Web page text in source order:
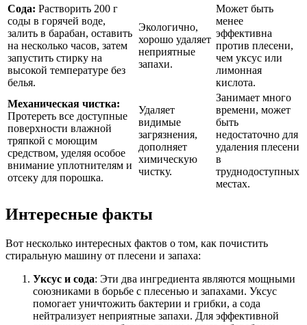
Сода: Растворить 200 г
соды в горячей воде,
залить в барабан, оставить
на несколько часов, затем
запустить стирку на
высокой температуре без
белья.
Экологично,
хорошо удаляет
неприятные
запахи.
Может быть
менее
эффективна
против плесени,
чем уксус или
лимонная
кислота.
Механическая чистка:
Протереть все доступные
поверхности влажной
тряпкой с моющим
средством, уделяя особое
внимание уплотнителям и
отсеку для порошка.
Удаляет
видимые
загрязнения,
дополняет
химическую
чистку.
Занимает много
времени, может
быть
недостаточно для
удаления плесени
в
труднодоступных
местах.
Интересные факты
Вот несколько интересных фактов о том, как почистить
стиральную машину от плесени и запаха:
Уксус и сода: Эти два ингредиента являются мощными
союзниками в борьбе с плесенью и запахами. Уксус
помогает уничтожить бактерии и грибки, а сода
нейтрализует неприятные запахи. Для эффективной